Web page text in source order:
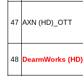
47 AXN (HD)_OTT
48 DearmWorks (HD)